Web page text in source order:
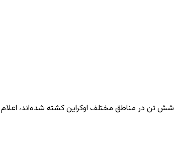
تن در مناطق مختلف اوکراین کشته شده‌اند، اعلام